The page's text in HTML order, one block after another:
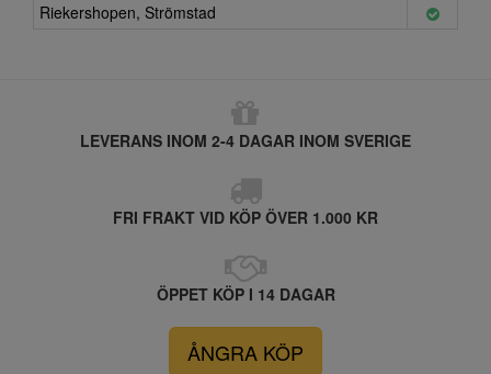
Riekershopen, Strömstad
LEVERANS INOM 2-4 DAGAR INOM SVERIGE
FRI FRAKT VID KÖP ÖVER 1.000 KR
ÖPPET KÖP I 14 DAGAR
ÅNGRA KÖP